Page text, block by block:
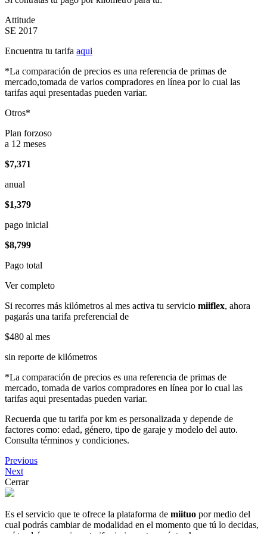
Attitude
SE 2017
Encuentra tu tarifa aqui
*La comparación de precios es una referencia de primas de
mercado,tomada de varios compradores en línea por lo cual las
tarifas aqui presentadas pueden variar.
Otros*
Plan forzoso
a 12 meses
$7,371
anual
$1,379
pago inicial
$8,799
Pago total
Ver completo
Si recorres más kilómetros al mes activa tu servicio miiflex, ahora
pagarás una tarifa preferencial de
$480 al mes
sin reporte de kilómetros
*La comparación de precios es una referencia de primas de
mercado, tomada de varios compradores en línea por lo cual las
tarifas aqui presentadas pueden variar.
Recuerda que tu tarifa por km es personalizada y depende de
factores como: edad, género, tipo de garaje y modelo del auto.
Consulta términos y condiciones.
Previous
Next
Cerrar
Es el servicio que te ofrece la plataforma de miituo por medio del
cual podrás cambiar de modalidad en el momento que tú lo decidas,